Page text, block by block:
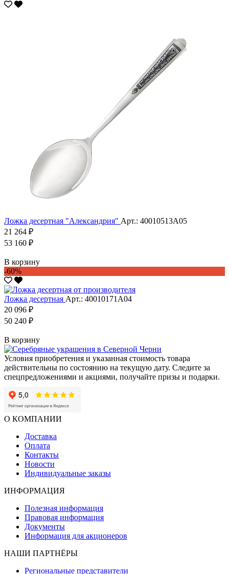
Ложка десертная "Александрия" Арт.: 40010513А05
21 264 ₽
53 160 ₽
В корзину
-60%
Ложка десертная Арт.: 40010171А04
20 096 ₽
50 240 ₽
В корзину
Условия приобретения и указанная стоимость товара
действительны по состоянию на текущую дату. Следите за
спецпредложениями и акциями, получайте призы и подарки.
О КОМПАНИИ
Доставка
Оплата
Контакты
Новости
Индивидуальные заказы
ИНФОРМАЦИЯ
Полезная информация
Правовая информация
Документы
Информация для акционеров
НАШИ ПАРТНЁРЫ
Региональные представители